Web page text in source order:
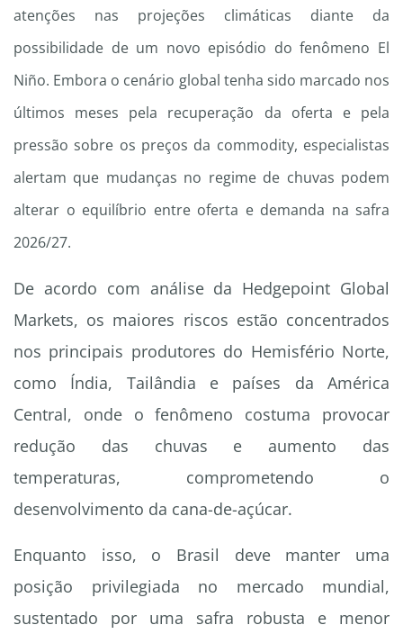
atenções nas projeções climáticas diante da
possibilidade de um novo episódio do fenômeno El
Niño. Embora o cenário global tenha sido marcado nos
últimos meses pela recuperação da oferta e pela
pressão sobre os preços da commodity, especialistas
alertam que mudanças no regime de chuvas podem
alterar o equilíbrio entre oferta e demanda na safra
2026/27.
De acordo com análise da Hedgepoint Global
Markets, os maiores riscos estão concentrados
nos principais produtores do Hemisfério Norte,
como Índia, Tailândia e países da América
Central, onde o fenômeno costuma provocar
redução das chuvas e aumento das
temperaturas, comprometendo o
desenvolvimento da cana-de-açúcar.
Enquanto isso, o Brasil deve manter uma
posição privilegiada no mercado mundial,
sustentado por uma safra robusta e menor